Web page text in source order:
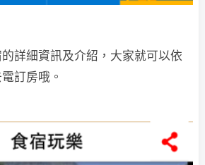
詳細資訊及介紹，大家就可以依
訂房哦。